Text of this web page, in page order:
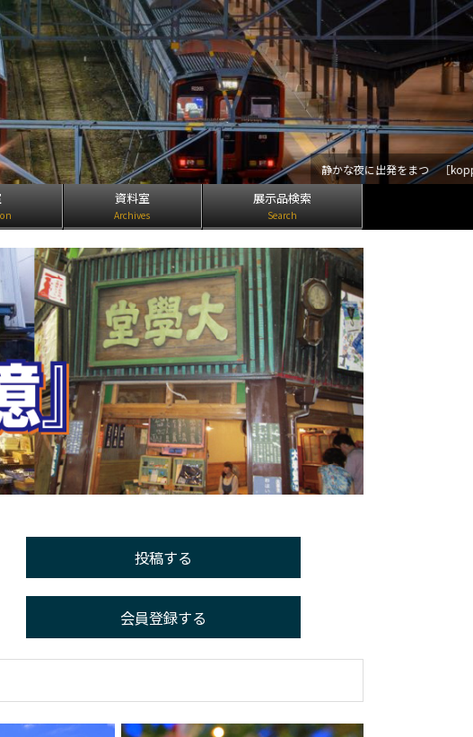
静かな夜に出発をまつ ［koppa929］
資料室
Archives
展示品検索
Search
投稿する
会員登録する